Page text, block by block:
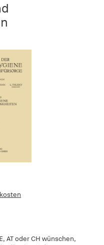
AT oder CH wünschen,